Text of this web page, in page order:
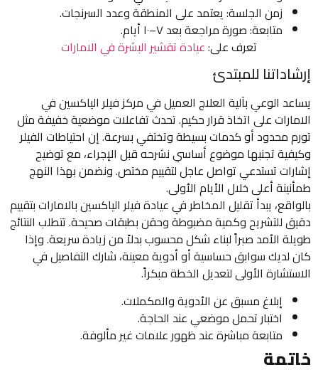
زمن الجلسة: يعتمد على المنطقة وعدد السرنجات.
متابعة: صورة مراجعة بعد ٧–١٠ أيام.
تعرف على:عيادة تقشير البشرة في الامارات
إرشاداتنا للمبتدئ
يساعد الوعي بآلية العلاج العميل في مركز فيلر الياكسين في
الامارات على اتخاذ قرار حكيم. تحدث تفاعلات موضعية خفيفة مثل
تورم محدود أو كدمات بسيطة وتختفي بسرعة. إن احتياطات الفيلر
وكيفية تجنبها موضوع أساسي نشرحه قبل الإجراء، مع توضيح
إشارات تستدعي تواصل عاجل لتقييم مختص. ونضمن بهذا النهج
طمأنينة أعلى خلال الأيام الأولى.
بالواقع، يبدأ تقليل المخاطر في عيادة فيلر الياكسين بالامارات بتقييم
دقيق للتشريح وكمية مضبوطة وحقن بطبقات صحيحة. تتطلب النتائج
طويلة الأمد صبراً لبناء شكل محسوب بدلاً من زيادة سريعة. وإذا
كان لديك سوابق حساسية أو أدوية معينة، شارك التفاصيل في
الاستشارة الأولى لتعديل الخطة مبكراً.
إبلاغ مسبق عن الأدوية والمكملات.
اختبار تحمل موضعي عند الحاجة.
متابعة مباشرة عند ظهور علامات غير مألوفة.
خاتمة